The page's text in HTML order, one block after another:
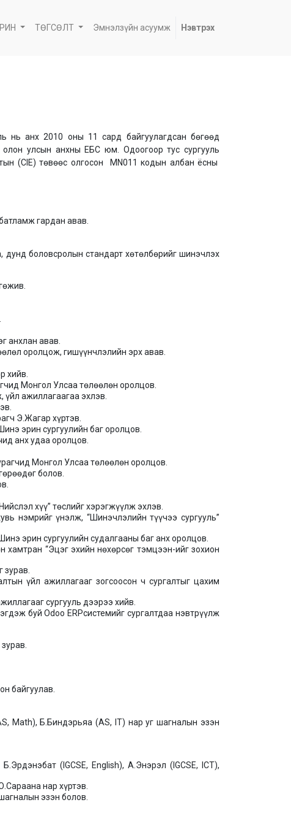
ТӨГСӨЛТ Эмнэлзүйн асуумж Нэвтрэх
нь анх 2010 оны 11 сард байгуулагдсан бөгөөд
улсын анхны ЕБС юм. Одоогоор тус сургууль
(CIE) төвөөс олгосон MN011 кодын албан ёсны
гардан авав.
боловсролын стандарт хөтөлбөрийг шинэчлэх
анхлан авав.
оролцож, гишүүнчлэлийн эрх авав.
хийв.
Монгол Улсаа төлөөлөн оролцов.
үйл ажиллагаагаа эхлэв.
Э.Жагар хүртэв.
эрин сургуулийн баг оролцов.
анх удаа оролцов.
Монгол Улсаа төлөөлөн оролцов.
болов.
хүү” төслийг хэрэгжүүлж эхлэв.
нэмрийг үнэлж, “Шинэчлэлийн түүчээ сургууль”
эрин сургуулийн судалгааны баг анх оролцов.
хамтран “Эцэг эхийн нөхөрсөг тэмцээн-ийг зохион
үйл ажиллагааг зогсоосон ч сургалтыг цахим
сургууль дээрээ хийв.
буй Odoo ERPсистемийг сургалтдаа нэвтрүүлж
байгуулав.
Math), Б.Биндэрьяа (AS, IT) нар уг шагналын эзэн
(IGCSE, English), А.Энэрэл (IGCSE, ICT),
нар хүртэв.
эзэн болов.